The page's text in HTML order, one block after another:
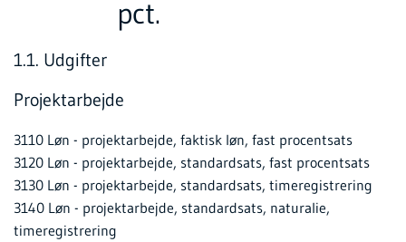
pct.
1.1. Udgifter
Projektarbejde
3110 Løn - projektarbejde, faktisk løn, fast procentsats
3120 Løn - projektarbejde, standardsats, fast procentsats
3130 Løn - projektarbejde, standardsats, timeregistrering
3140 Løn - projektarbejde, standardsats, naturalie,
timeregistrering